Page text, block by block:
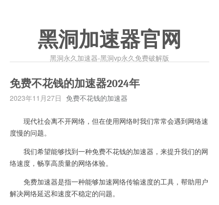
黑洞加速器官网
黑洞永久加速器-黑洞vp永久免费破解版
免费不花钱的加速器2024年
2023年11月27日 免费不花钱的加速器
现代社会离不开网络，但在使用网络时我们常常会遇到网络速
度慢的问题。
我们希望能够找到一种免费不花钱的加速器，来提升我们的网
络速度，畅享高质量的网络体验。
免费加速器是指一种能够加速网络传输速度的工具，帮助用户
解决网络延迟和速度不稳定的问题。